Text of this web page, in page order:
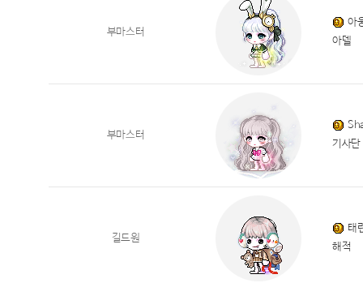
부마스터
아
아델
부마스터
기사단
길드원
태
해적